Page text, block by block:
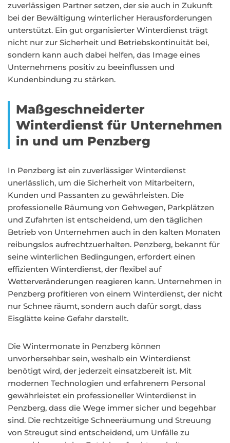
zuverlässigen Partner setzen, der sie auch in Zukunft
bei der Bewältigung winterlicher Herausforderungen
unterstützt. Ein gut organisierter Winterdienst trägt
nicht nur zur Sicherheit und Betriebskontinuität bei,
sondern kann auch dabei helfen, das Image eines
Unternehmens positiv zu beeinflussen und
Kundenbindung zu stärken.
Maßgeschneiderter
Winterdienst für Unternehmen
in und um Penzberg
In Penzberg ist ein zuverlässiger Winterdienst
unerlässlich, um die Sicherheit von Mitarbeitern,
Kunden und Passanten zu gewährleisten. Die
professionelle Räumung von Gehwegen, Parkplätzen
und Zufahrten ist entscheidend, um den täglichen
Betrieb von Unternehmen auch in den kalten Monaten
reibungslos aufrechtzuerhalten. Penzberg, bekannt für
seine winterlichen Bedingungen, erfordert einen
effizienten Winterdienst, der flexibel auf
Wetterveränderungen reagieren kann. Unternehmen in
Penzberg profitieren von einem Winterdienst, der nicht
nur Schnee räumt, sondern auch dafür sorgt, dass
Eisglätte keine Gefahr darstellt.
Die Wintermonate in Penzberg können
unvorhersehbar sein, weshalb ein Winterdienst
benötigt wird, der jederzeit einsatzbereit ist. Mit
modernen Technologien und erfahrenem Personal
gewährleistet ein professioneller Winterdienst in
Penzberg, dass die Wege immer sicher und begehbar
sind. Die rechtzeitige Schneeräumung und Streuung
von Streugut sind entscheidend, um Unfälle zu